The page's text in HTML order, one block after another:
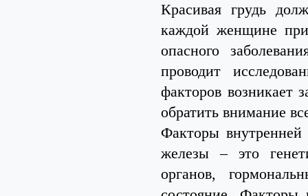
Красивая грудь
каждой женщине при
опасного
проводит
факторов возникает
обратить внимание
Факторы
железы – это
органов,